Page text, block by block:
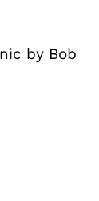
by Bob